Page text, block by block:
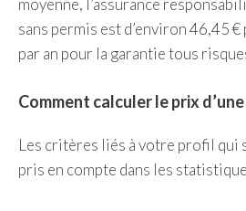
sans permis est d’environ 46,45
par an pour la garantie tous
Comment calculer le prix
Les critères liés à votre profil qui
pris en compte dans les